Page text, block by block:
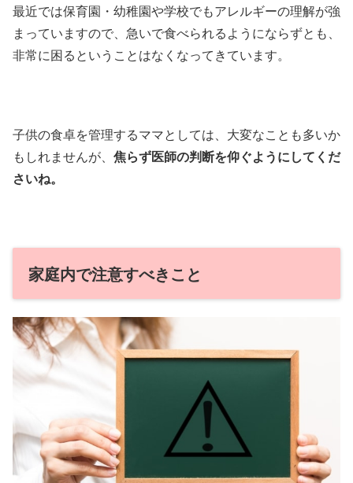
最近では保育園・幼稚園や学校でもアレルギーの理解が強
まっていますので、急いで食べられるようにならずとも、
非常に困るということはなくなってきています。
子供の食卓を管理するママとしては、大変なことも多いか
もしれませんが、 焦らず医師の判断を仰ぐようにしてくだ
さいね。
家庭内で注意すべきこと